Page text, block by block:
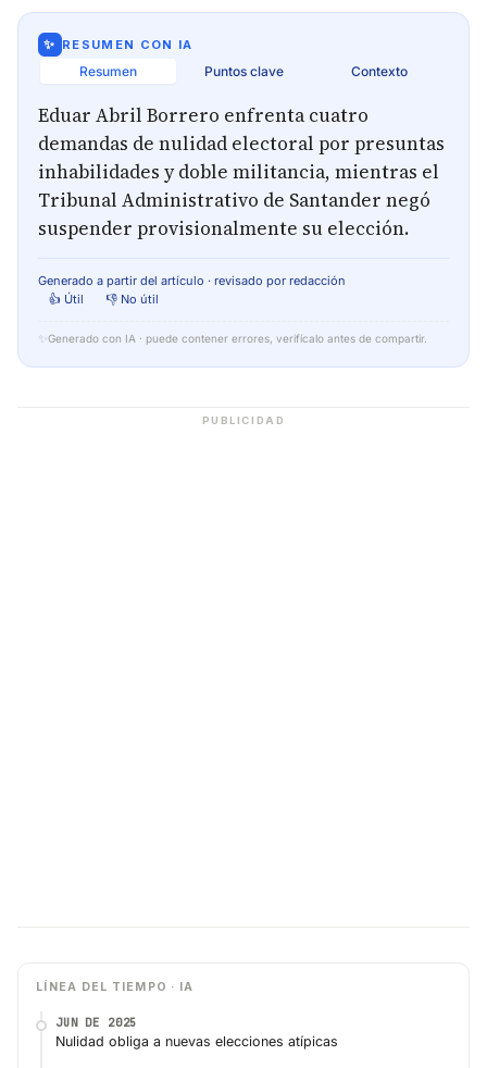
✨ RESUMEN CON IA
Resumen Puntos clave Contexto
Eduar Abril Borrero enfrenta cuatro
demandas de nulidad electoral por presuntas
inhabilidades y doble militancia, mientras el
Tribunal Administrativo de Santander negó
suspender provisionalmente su elección.
Generado a partir del artículo · revisado por redacción
👍 Útil
👎 No útil
✨ Generado con IA · puede contener errores, verifícalo antes de compartir.
PUBLICIDAD
LÍNEA DEL TIEMPO · IA
JUN DE 2025
Nulidad obliga a nuevas elecciones atípicas